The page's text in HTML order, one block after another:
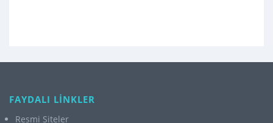
FAYDALI LİNKLER
Resmi Siteler